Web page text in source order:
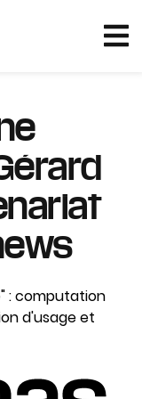
: computation
d'usage et